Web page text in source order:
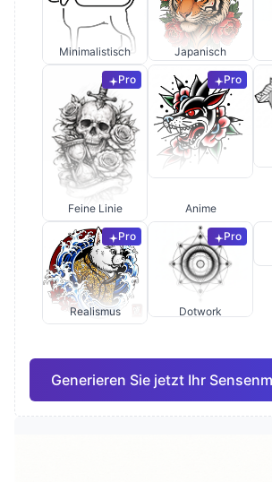
Minimalistisch Japanisch
Pro
Feine Linie
Pro
Anime
Pro
Realismus
Pro
Dotwork
Generieren Sie jetzt Ihr